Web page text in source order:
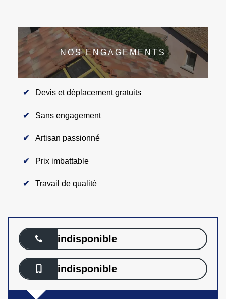
NOS ENGAGEMENTS
Devis et déplacement gratuits
Sans engagement
Artisan passionné
Prix imbattable
Travail de qualité
indisponible
indisponible